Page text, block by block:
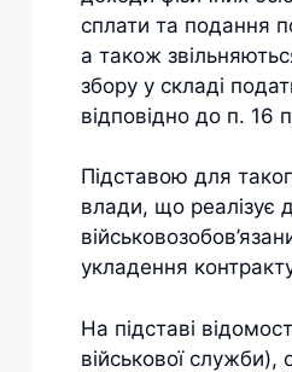
сплати та подання
а також
збору у складі
відповідно до п. 16
Підставою для
влади, що реалізує
укладення
На підставі
військової